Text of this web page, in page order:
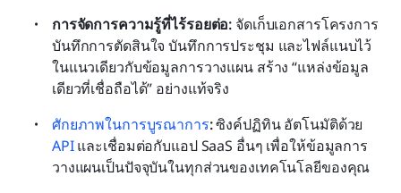
การจัดการความรู้ที่ไร้รอยต่อ: จัดเก็บเอกสารโครงการ
บันทึกการตัดสินใจ บันทึกการประชุม และไฟล์แนบไว้
ในแนวเดียวกับข้อมูลการวางแผน สร้าง “แหล่งข้อมูล
เดียวที่เชื่อถือได้” อย่างแท้จริง
ศักยภาพในการบูรณาการ:
API และเชื่อมต่อกับแอป SaaS อื่นๆ เพื่อให้ข้อมูลการ
วางแผนเป็นปัจจุบันในทุกส่วนของเทคโนโลยีของคุณ